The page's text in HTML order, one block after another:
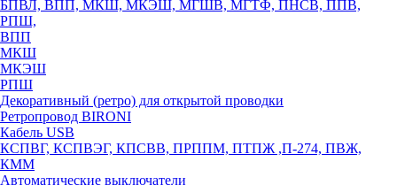
БПВЛ, ВПП, МКШ, МКЭШ, МГШВ, МГТФ, ПНСВ, ППВ,
РПШ,
ВПП
МКШ
МКЭШ
РПШ
Декоративный (ретро) для открытой проводки
Ретропровод BIRONI
Кабель USB
КСПВГ, КСПВЭГ, КПСВВ, ПРППМ, ПТПЖ ,П-274, ПВЖ,
КММ
Автоматические выключатели